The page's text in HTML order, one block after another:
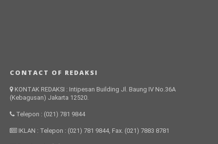
CONTACT OF REDAKSI
KONTAK REDAKSI : Intipesan Building Jl. Baung IV No.36A
(Kebagusan) Jakarta 12520.
Telepon : (021) 781 9844
IKLAN : Telepon : (021) 781 9844, Fax. (021) 7883 8781